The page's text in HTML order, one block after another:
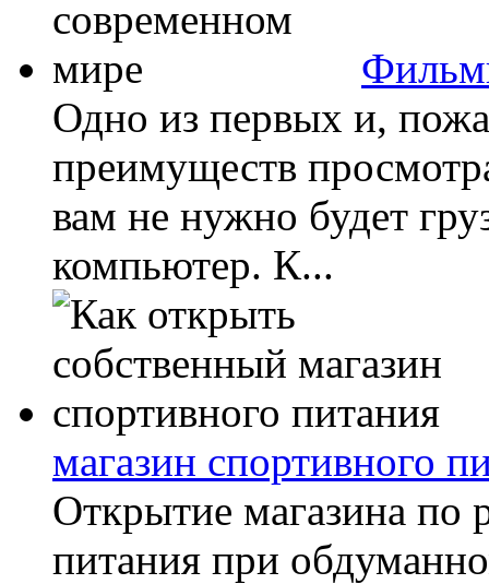
Одно из первых и,
преимуществ
вам не нужно будет
компьютер. К...
магазин спортивного
Открытие магазина по
питания при